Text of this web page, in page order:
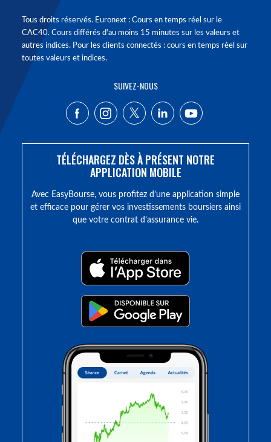
Tous droits réservés. Euronext : Cours en temps réel sur le
CAC40. Cours différés d'au moins 15 minutes sur les valeurs et
autres indices. Pour les clients connectés : cours en temps réel sur
toutes valeurs et indices.
SUIVEZ-NOUS
TÉLÉCHARGEZ DÈS À PRÉSENT NOTRE
APPLICATION MOBILE
Avec EasyBourse, vous profitez d’une application simple
et efficace pour gérer vos investissements boursiers ainsi
que votre contrat d’assurance vie.